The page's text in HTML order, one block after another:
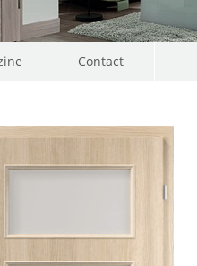
Contact